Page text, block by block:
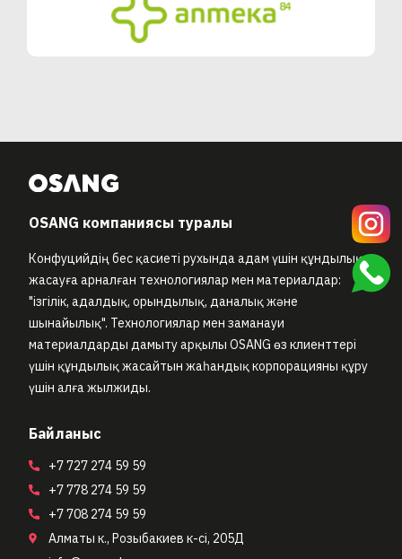
OSANG компаниясы туралы
Конфуцийдің бес қасиеті рухында адам үшін құндылық
жасауға арналған технологиялар мен материалдар:
"ізгілік, адалдық, орындылық, даналық және
шынайылық". Технологиялар мен заманауи
материалдарды дамыту арқылы OSANG өз клиенттері
үшін құндылық жасайтын жаһандық корпорацияны құру
үшін алға жылжиды.
Байланыс
+7 727 274 59 59
+7 778 274 59 59
+7 708 274 59 59
Алматы к., Розыбакиев к-сi, 205Д